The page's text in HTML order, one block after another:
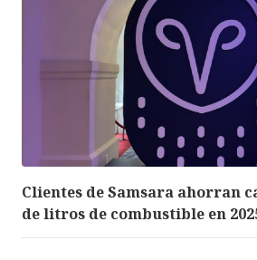
Clientes de Samsara ahorran
de litros de combustible en